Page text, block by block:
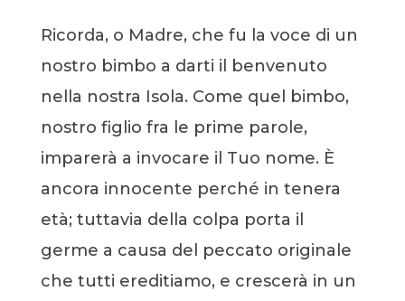
Ricorda, o Madre, che fu la voce di un
nostro bimbo a darti il benvenuto
nella nostra Isola. Come quel bimbo,
nostro figlio fra le prime parole,
imparerà a invocare il Tuo nome. È
ancora innocente perché in tenera
età; tuttavia della colpa porta il
germe a causa del peccato originale
che tutti ereditiamo, e crescerà in un